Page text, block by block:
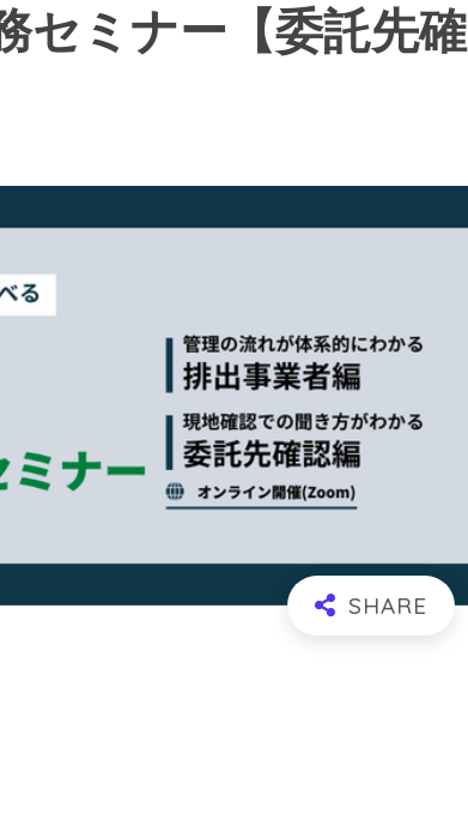
セミナー【委託先確